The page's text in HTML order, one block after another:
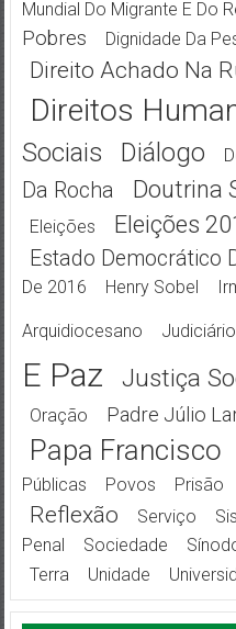
Mundial Do Migrante E Do
Pobres
Dignidade Da
Direito Achado Na
Direitos
Sociais
Diálogo
Da Rocha
Doutrina
Eleições Eleições
Estado Democrático
De 2016
Henry Sobel
Arquidiocesano Judiciário
E Paz
Justiça
Oração
Padre Júlio
Papa Francisco
Públicas
Povos Prisão
Reflexão Serviço
Penal
Sociedade
Terra
Unidade